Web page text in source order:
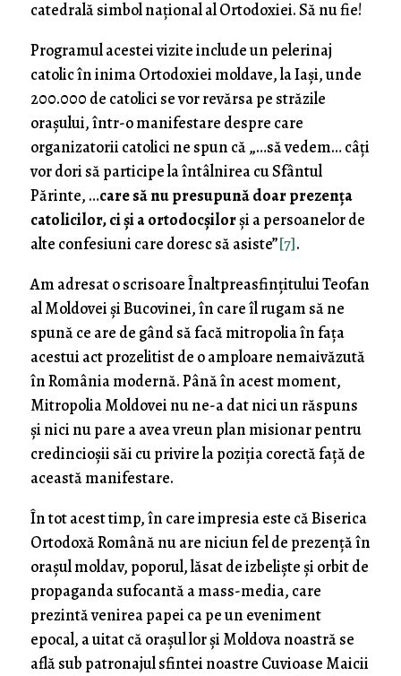
catedrală simbol național al Ortodoxiei. Să nu fie!
Programul acestei vizite include un pelerinaj
catolic în inima Ortodoxiei moldave, la Iași, unde
200.000 de catolici se vor revărsa pe străzile
orașului, într-o manifestare despre care
organizatorii catolici ne spun că „…să vedem… câţi
vor dori să participe la întâlnirea cu Sfântul
Părinte, …care să nu presupună doar prezenţa
catolicilor, ci şi a ortodocşilorşi a persoanelor de
alte confesiuni care doresc să asiste”[7].
Am adresat o scrisoare Înaltpreasfințitului Teofan
al Moldovei și Bucovinei, în care îl rugam să ne
spună ce are de gând să facă mitropolia în fața
acestui act prozelitist de o amploare nemaivăzută
în România modernă. Până în acest moment,
Mitropolia Moldovei nu ne-a dat nici un răspuns
și nici nu pare a avea vreun plan misionar pentru
credincioșii săi cu privire la poziția corectă față de
această manifestare.
În tot acest timp, în care impresia este că Biserica
Ortodoxă Română nu are niciun fel de prezență în
orașul moldav, poporul, lăsat de izbeliște și orbit de
propaganda sufocantă a mass-media, care
prezintă venirea papei ca pe un eveniment
epocal, a uitat că orașul lor și Moldova noastră se
află sub patronajul sfintei noastre Cuvioase Maicii